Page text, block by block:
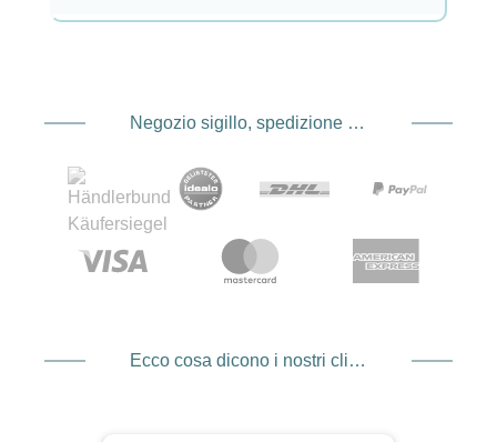
Negozio sigillo, spedizione e spedizione Fornitore di servizi di pagamento
Ecco cosa dicono i nostri clienti